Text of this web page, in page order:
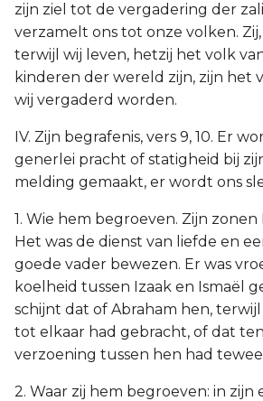
zijn ziel tot de vergadering der
verzamelt ons tot onze volken.
terwijl wij leven, hetzij het volk
kinderen der wereld zijn, zijn het
wij vergaderd worden.
IV. Zijn begrafenis, vers 9, 10. Er
generlei pracht of statigheid bij
melding gemaakt, er wordt ons
1. Wie hem begroeven. Zijn zonen
Het was de dienst van liefde en
goede vader bewezen. Er was
koelheid tussen Izaak en Ismaël
schijnt dat of Abraham hen,
tot elkaar had gebracht, of dat
verzoening tussen hen had
2. Waar zij hem begroeven: in zijn